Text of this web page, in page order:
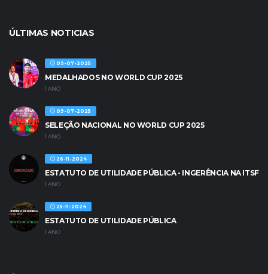
ÚLTIMAS NOTICIAS
09-07-2025
MEDALHADOS NO WORLD CUP 2025
1 ANO
09-07-2025
SELEÇÃO NACIONAL NO WORLD CUP 2025
1 ANO
26-11-2024
ESTATUTO DE UTILIDADE PÚBLICA - INGERÊNCIA NA ITSF
1 ANO
25-11-2024
ESTATUTO DE UTILIDADE PÚBLICA
1 ANO